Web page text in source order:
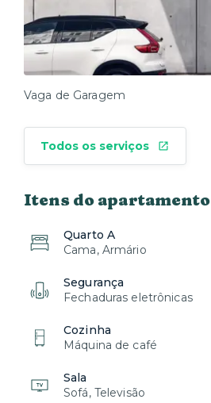
Vaga de Garagem
Todos os serviços
Itens do apartamento
Quarto A
Cama, Armário
Segurança
Fechaduras eletrônicas
Cozinha
Máquina de café
Sala
Sofá, Televisão